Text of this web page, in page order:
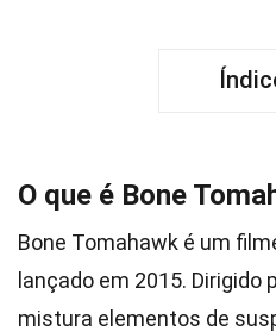
O que é Bone
Bone Tomahawk é um
lançado em 2015. Dirigido
mistura elementos de